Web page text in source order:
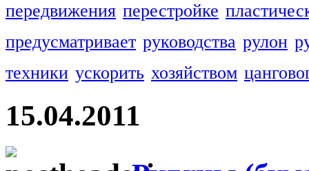
передвижения перестройке
предусматривает руководства рулон
техники ускорить хозяйством
15.04.2011